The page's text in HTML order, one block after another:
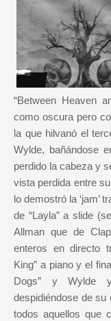
“Between Heaven
como oscura pero
la que hilvanó el
Wylde, bañándose
perdido la cabeza y
vista perdida entre
lo demostró la ‘jam’
de “Layla” a slide
Allman que de
enteros en directo
King” a piano y el
Dogs” y Wylde
despidiéndose de
todos aquellos que